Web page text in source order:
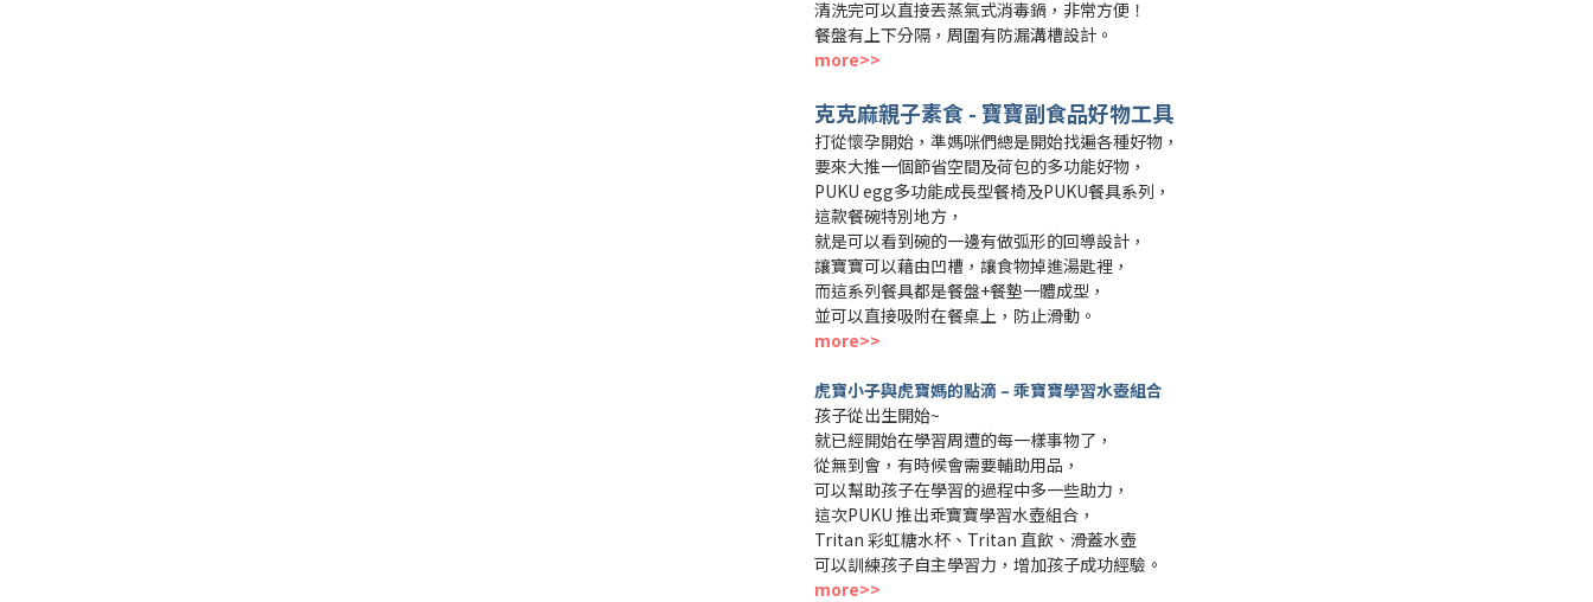
清洗完可以直接丟蒸氣式消毒鍋，非常方便！
餐盤有上下分隔，周圍有防漏溝槽設計。
more>>
克克麻親子素食 - 寶寶副食品好物工具
打從懷孕開始，準媽咪們總是開始找遍各種好物，
要來大推一個節省空間及荷包的多功能好物，
PUKU egg多功能成長型餐椅及PUKU餐具系列，
這款餐碗特別地方，
就是可以看到碗的一邊有做弧形的回導設計，
讓寶寶可以藉由凹槽，讓食物掉進湯匙裡，
而這系列餐具都是餐盤+餐墊一體成型，
並可以直接吸附在餐桌上，防止滑動。
more>>
虎寶小子與虎寶媽的點滴 – 乖寶寶學習水壺組合
孩子從出生開始~
就已經開始在學習周遭的每一樣事物了，
從無到會，有時候會需要輔助用品，
可以幫助孩子在學習的過程中多一些助力，
這次PUKU 推出乖寶寶學習水壺組合，
Tritan 彩虹糖水杯、Tritan 直飲、滑蓋水壺
可以訓練孩子自主學習力，增加孩子成功經驗。
more>>